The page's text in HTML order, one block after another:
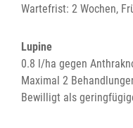
Wartefrist: 2 Wochen,
Lupine
0.8 l/ha gegen
Maximal 2
Bewilligt als